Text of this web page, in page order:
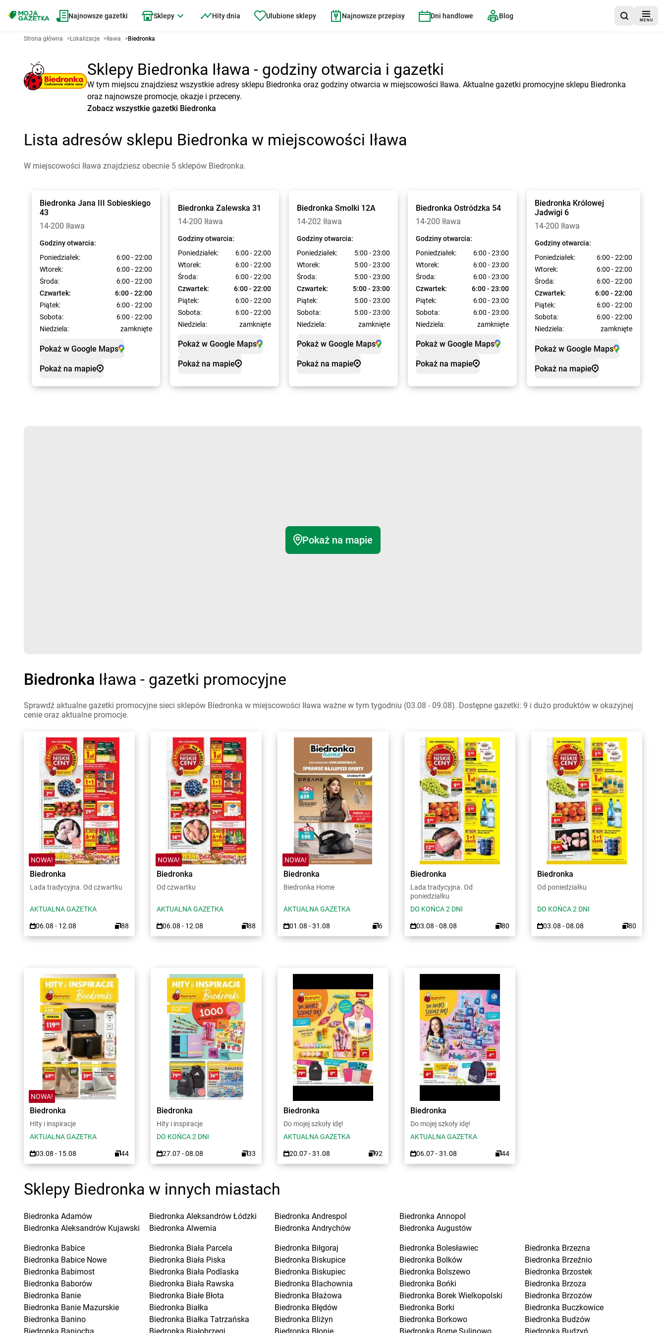
Najnowsze gazetki Sklepy Hity dnia Ulubione sklepy Najnowsze przepisy Dni handlowe Blog
MENU
Strona główna >Lokalizacje > Iława >Biedronka
Sklepy Biedronka Iława - godziny otwarcia i gazetki
W tym miejscu znajdziesz wszystkie adresy sklepu Biedronka oraz godziny otwarcia w miejscowości Iława. Aktualne gazetki promocyjne sklepu Biedronka
oraz najnowsze promocje, okazje i przeceny.
Zobacz wszystkie gazetki Biedronka
Lista adresów sklepu Biedronka w miejscowości Iława
W miejscowości Iława znajdziesz obecnie 5 sklepów Biedronka.
Biedronka Jana III Sobieskiego
43
14-200 Iława
Godziny otwarcia:
Poniedziałek:
6:00 - 22:00
Wtorek:
6:00 - 22:00
Środa:
6:00 - 22:00
Czwartek:
6:00 - 22:00
Piątek:
6:00 - 22:00
Sobota:
6:00 - 22:00
Niedziela:
zamknięte
Pokaż w Google Maps
Pokaż na mapie
Biedronka Zalewska 31
14-200 Iława
Godziny otwarcia:
Poniedziałek:
6:00 - 22:00
Wtorek:
6:00 - 22:00
Środa:
6:00 - 22:00
Czwartek:
6:00 - 22:00
Piątek:
6:00 - 22:00
Sobota:
6:00 - 22:00
Niedziela:
zamknięte
Pokaż w Google Maps
Pokaż na mapie
Biedronka Smolki 12A
14-202 Iława
Godziny otwarcia:
Poniedziałek:
5:00 - 23:00
Wtorek:
5:00 - 23:00
Środa:
5:00 - 23:00
Czwartek:
5:00 - 23:00
Piątek:
5:00 - 23:00
Sobota:
5:00 - 23:00
Niedziela:
zamknięte
Pokaż w Google Maps
Pokaż na mapie
Biedronka Ostródzka 54
14-200 Iława
Godziny otwarcia:
Poniedziałek:
6:00 - 23:00
Wtorek:
6:00 - 23:00
Środa:
6:00 - 23:00
Czwartek:
6:00 - 23:00
Piątek:
6:00 - 23:00
Sobota:
6:00 - 23:00
Niedziela:
zamknięte
Pokaż w Google Maps
Pokaż na mapie
Biedronka Królowej
Jadwigi 6
14-200 Iława
Godziny otwarcia:
Poniedziałek:
6:00 - 22:00
Wtorek:
6:00 - 22:00
Środa:
6:00 - 22:00
Czwartek:
6:00 - 22:00
Piątek:
6:00 - 22:00
Sobota:
6:00 - 22:00
Niedziela:
zamknięte
Pokaż w Google Maps
Pokaż na mapie
Pokaż na mapie
Biedronka Iława - gazetki promocyjne
Sprawdź aktualne gazetki promocyjne sieci sklepów Biedronka w miejscowości Iława ważne w tym tygodniu (03.08 - 09.08). Dostępne gazetki: 9 i dużo produktów w okazyjnej
cenie oraz aktualne promocje.
NOWA!
Biedronka
Lada tradycyjna. Od czwartku
AKTUALNA GAZETKA
06.08 - 12.08 88
NOWA!
Biedronka
Od czwartku
AKTUALNA GAZETKA
06.08 - 12.08 88
NOWA!
Biedronka
Biedronka Home
AKTUALNA GAZETKA
01.08 - 31.08 6
Biedronka
Lada tradycyjna. Od
poniedziałku
DO KOŃCA 2 DNI
03.08 - 08.08 80
Biedronka
Od poniedziałku
DO KOŃCA 2 DNI
03.08 - 08.08 80
NOWA!
Biedronka
Hity i inspiracje
AKTUALNA GAZETKA
03.08 - 15.08 44
Biedronka
Hity i inspiracje
DO KOŃCA 2 DNI
27.07 - 08.08 33
Biedronka
Do mojej szkoły idę!
AKTUALNA GAZETKA
20.07 - 31.08 92
Biedronka
Do mojej szkoły idę!
AKTUALNA GAZETKA
06.07 - 31.08 44
Sklepy Biedronka w innych miastach
Biedronka Adamów
Biedronka Aleksandrów Kujawski
Biedronka Aleksandrów Łódzki
Biedronka Alwernia
Biedronka Andrespol
Biedronka Andrychów
Biedronka Annopol
Biedronka Augustów
Biedronka Babice
Biedronka Babice Nowe
Biedronka Babimost
Biedronka Baborów
Biedronka Banie
Biedronka Banie Mazurskie
Biedronka Banino
Biedronka Biała Parcela
Biedronka Biała Piska
Biedronka Biała Podlaska
Biedronka Biała Rawska
Biedronka Białe Błota
Biedronka Białka
Biedronka Białka Tatrzańska
Biedronka Biłgoraj
Biedronka Biskupice
Biedronka Biskupiec
Biedronka Blachownia
Biedronka Błażowa
Biedronka Błędów
Biedronka Bliżyn
Biedronka Bolesławiec
Biedronka Bolków
Biedronka Bolszewo
Biedronka Bońki
Biedronka Borek Wielkopolski
Biedronka Borki
Biedronka Borkowo
Biedronka Brzezna
Biedronka Brzeźnio
Biedronka Brzostek
Biedronka Brzoza
Biedronka Brzozów
Biedronka Buczkowice
Biedronka Budzów